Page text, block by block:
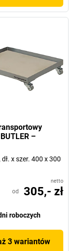
–
x szer. 400 x 300
netto
od 305,- zł
roboczych
3 wariantów